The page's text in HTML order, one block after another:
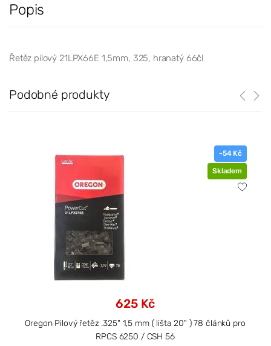
Popis
Řetěz pilový 21LPX66E 1,5mm, 325, hranatý 66čl
Podobné produkty
-54 Kč
Skladem
625 Kč
Oregon Pilový řetěz .325" 1,5 mm ( lišta 20" ) 78 článků pro
RPCS 6250 / CSH 56